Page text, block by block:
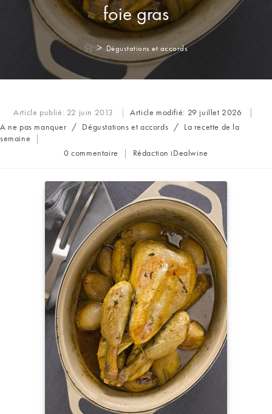
foie gras
> Dégustations et accords
Article publié: 22 juin 2013 Article modifié: 29 juillet 2026
Post
category:
A ne pas manquer / Dégustations et accords / La recette de la
semaine
Commentaires
publication :
0 commentaire
Auteur/autrice
publication :
Rédaction iDealwine